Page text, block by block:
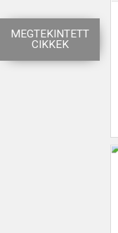
MEGTEKINTETT
CIKKEK